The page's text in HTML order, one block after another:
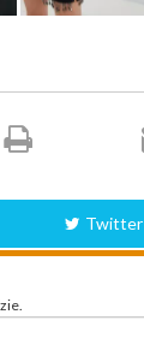
Twitter